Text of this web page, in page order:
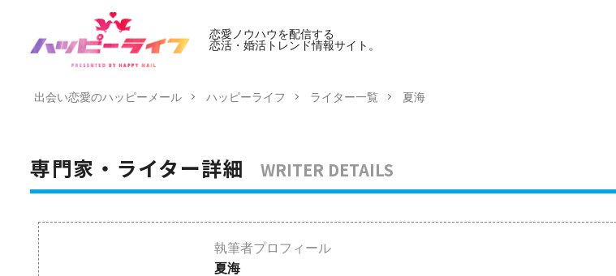
恋愛ノウハウを配信する
恋活・婚活トレンド情報サイト。
出会い恋愛のハッピーメール ハッピーライフ ライター一覧 夏海
専門家・ライター詳細 WRITER DETAILS
執筆者プロフィール
夏海